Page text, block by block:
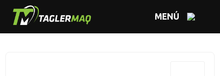
MENÚ